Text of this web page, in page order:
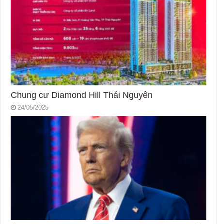
Chung cư Diamond Hill Thái Nguyên
24/05/2025